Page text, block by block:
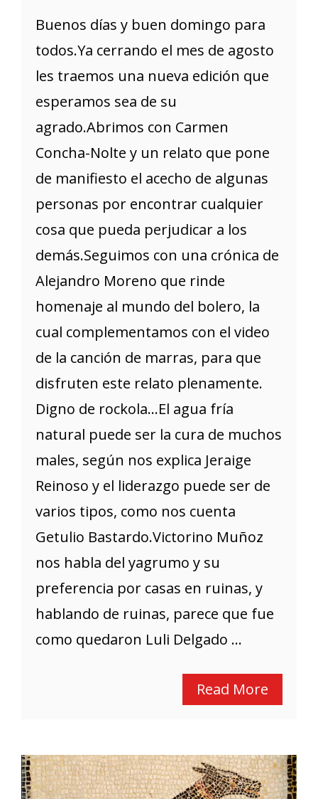
Buenos días y buen domingo para
todos.Ya cerrando el mes de agosto
les traemos una nueva edición que
esperamos sea de su
agrado.Abrimos con Carmen
Concha-Nolte y un relato que pone
de manifiesto el acecho de algunas
personas por encontrar cualquier
cosa que pueda perjudicar a los
demás.Seguimos con una crónica de
Alejandro Moreno que rinde
homenaje al mundo del bolero, la
cual complementamos con el video
de la canción de marras, para que
disfruten este relato plenamente.
Digno de rockola...El agua fría
natural puede ser la cura de muchos
males, según nos explica Jeraige
Reinoso y el liderazgo puede ser de
varios tipos, como nos cuenta
Getulio Bastardo.Victorino Muñoz
nos habla del yagrumo y su
preferencia por casas en ruinas, y
hablando de ruinas, parece que fue
como quedaron Luli Delgado ...
Read More